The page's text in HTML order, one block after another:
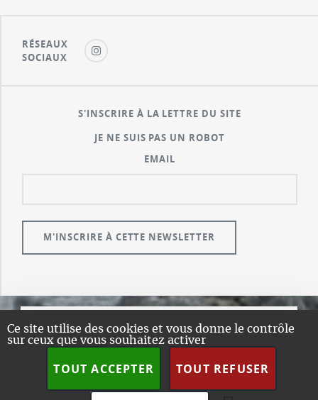
Ce site utilise des cookies et vous donne le contrôle
sur ceux que vous souhaitez activer
TOUT ACCEPTER TOUT REFUSER
RÉSEAUX
SOCIAUX
S'INSCRIRE À LA LETTRE DU SITE
JE NE SUIS PAS UN ROBOT
EMAIL
© GUALENI.COM
A PROPOS
PLAN DU SITE